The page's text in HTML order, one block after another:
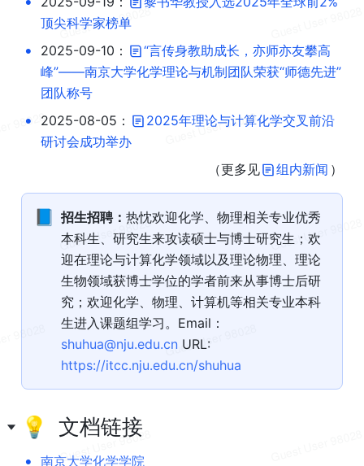
顶尖科学家榜单
• 2025-09-10：
“言传身教助成长，亦师亦友攀高
峰”——南京大学化学理论与机制团队荣获“师德先进”
团队称号
• 2025-08-05：
2025年理论与计算化学交叉前沿
研讨会成功举办
（更多见
组内新闻 ）
📘 招生招聘： 热忱欢迎化学、物理相关专业优秀
本科生、研究生来攻读硕士与博士研究生；欢
迎在理论与计算化学领域以及理论物理、理论
生物领域获博士学位的学者前来从事博士后研
究；欢迎化学、物理、计算机等相关专业本科
生进入课题组学习。Email：
shuhua@nju.edu.cn URL:
https://itcc.nju.edu.cn/shuhua
💡  文档链接
• 南京大学化学学院